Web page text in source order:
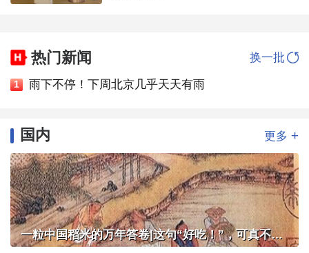
热门新闻 换一批
1 雨下不停！下周北京几乎天天有雨
国内 更多 +
一粒中国稻米的万年答卷|这句“好吃！”，可真不简单